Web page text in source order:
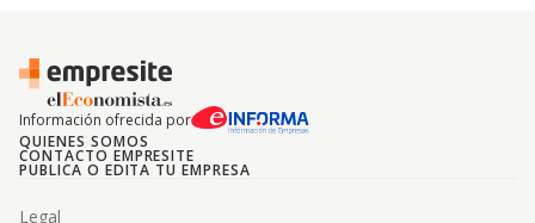
Información ofrecida por
QUIENES SOMOS
CONTACTO EMPRESITE
PUBLICA O EDITA TU EMPRESA
Legal